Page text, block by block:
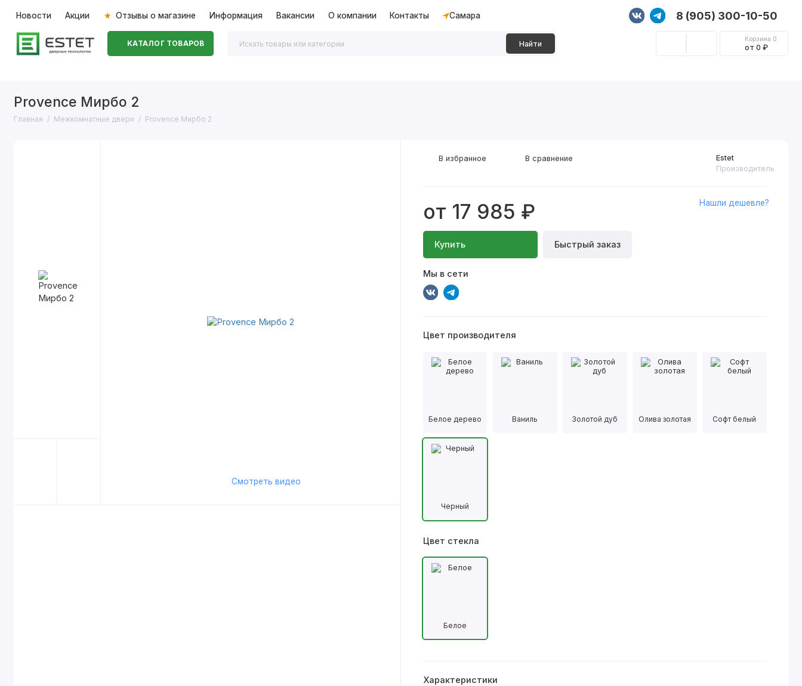
Новости Акции Отзывы о магазине Информация Вакансии О компании Контакты Самара 8 (905) 300-10-50
КАТАЛОГ ТОВАРОВ Найти
Корзина 0
от 0 ₽
Provence Мирбо 2
Главная Межкомнатные двери Provence Мирбо 2
Смотреть видео
Estet
Производитель
от 17 985 ₽
Купить Быстрый заказ
Нашли дешевле?
Мы в сети
В избранное В сравнение
Цвет производителя
Белое дерево Ваниль Золотой дуб Олива золотая Софт белый
Черный
Цвет стекла
Белое
Характеристики